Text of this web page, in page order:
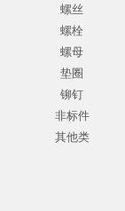
螺丝
螺栓
螺母
垫圈
铆钉
非标件
其他类